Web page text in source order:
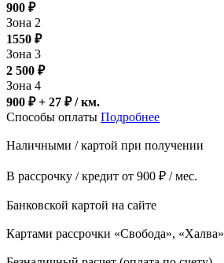
900 ₽
Зона 2
1550 ₽
Зона 3
2 500 ₽
Зона 4
900 ₽ + 27 ₽/ км.
Способы оплаты Подробнее
Наличными / картой при получении
В рассрочку / кредит от 900 ₽ / мес.
Банковской картой на сайте
Картами рассрочки «Свобода», «Халва»